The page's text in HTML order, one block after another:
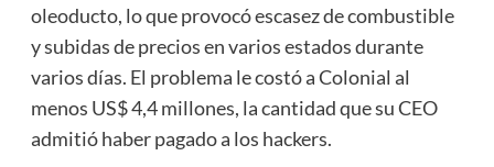
oleoducto, lo que provocó escasez de combustible
y subidas de precios en varios estados durante
varios días. El problema le costó a Colonial al
menos US$ 4,4 millones, la cantidad que su CEO
admitió haber pagado a los hackers.